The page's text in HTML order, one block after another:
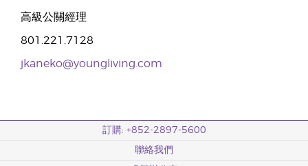
高級公關經理
801.221.7128
jkaneko@youngliving.com
訂購: +852-2897-5600
聯絡我們